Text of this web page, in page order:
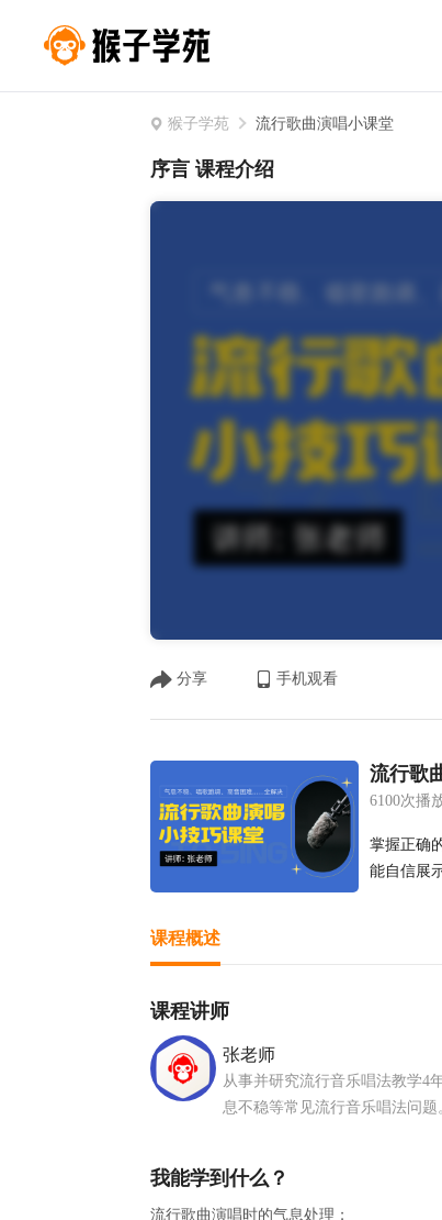
猴子学苑 流行歌曲演唱小课堂
序言 课程介绍
分享 手机观看
流行歌
6100次播
掌握正确
能自信展
课程概述
课程讲师
张老师
从事并研究流行音乐唱法教学4
息不稳等常见流行音乐唱法问题
我能学到什么？
流行歌曲演唱时的气息处理；